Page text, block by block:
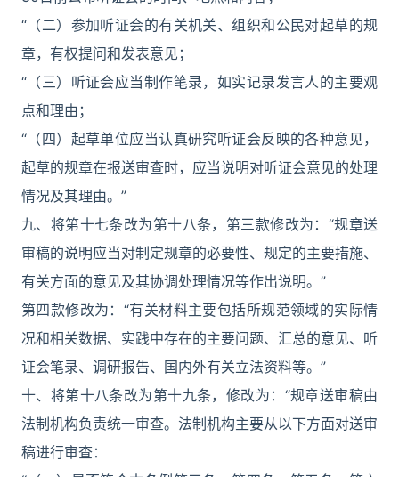
“（二）参加听证会的有关机关、组织和公民对起草的规
章，有权提问和发表意见；
“（三）听证会应当制作笔录，如实记录发言人的主要观
点和理由；
“（四）起草单位应当认真研究听证会反映的各种意见，
起草的规章在报送审查时，应当说明对听证会意见的处理
情况及其理由。”
九、将第十七条改为第十八条，第三款修改为：“规章送
审稿的说明应当对制定规章的必要性、规定的主要措施、
有关方面的意见及其协调处理情况等作出说明。”
第四款修改为：“有关材料主要包括所规范领域的实际情
况和相关数据、实践中存在的主要问题、汇总的意见、听
证会笔录、调研报告、国内外有关立法资料等。”
十、将第十八条改为第十九条，修改为：“规章送审稿由
法制机构负责统一审查。法制机构主要从以下方面对送审
稿进行审查：